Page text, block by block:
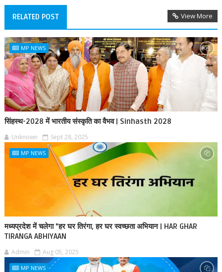
RELATED POST View More
MP NEWS
सिंहस्थ-2028 में भारतीय संस्कृति का वैभव | Sinhasth 2028
Unknown Sept 28, 2025
MP NEWS
मध्यप्रदेश में चलेगा "हर घर तिरंगा, हर घर स्वच्छता अभियान | HAR GHAR
TIRANGA ABHIYAAN
Admin Aug 05, 2025
MP NEWS